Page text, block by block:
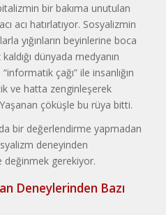
bir bakıma unutulan
acı hatırlatıyor. Sosyalizmin
yığınların beyinlerine boca
dünyada medyanın
çağı” ile insanlığın
ve hatta zenginleşerek
çöküşle bu rüya bitti.
bir değerlendirme yapmadan
deneyinden
değinmek gerekiyor.
Deneylerinden Bazı